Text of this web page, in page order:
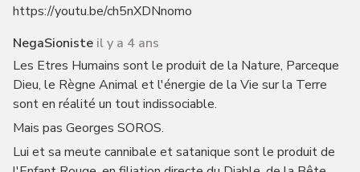
https://youtu.be/ch5nXDNnomo
NegaSioniste il y a 4 ans
Les Etres Humains sont le produit de la Nature, Parceque
Dieu, le Règne Animal et l'énergie de la Vie sur la Terre
sont en réalité un tout indissociable.
Mais pas Georges SOROS.
Lui et sa meute cannibale et satanique sont le produit de